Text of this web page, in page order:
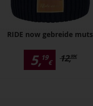
RIDE now gebreide muts
5,19
€ 12,99€